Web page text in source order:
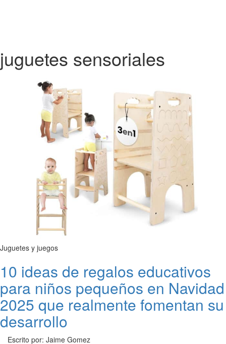
juguetes sensoriales
Juguetes y juegos
10 ideas de regalos educativos
para niños pequeños en Navidad
2025 que realmente fomentan su
desarrollo
Escrito por: Jaime Gomez